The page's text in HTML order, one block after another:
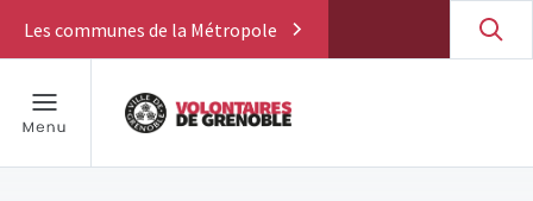
Les communes de la Métropole